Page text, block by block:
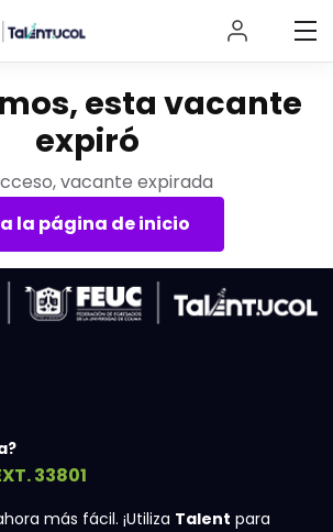
esta vacante
expiró
vacante expirada
la página de inicio
33801
más fácil. ¡Utiliza Talent para